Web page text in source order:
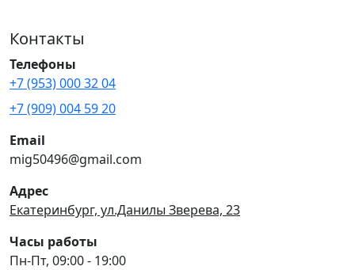
Контакты
Телефоны
+7 (953) 000 32 04
+7 (909) 004 59 20
Email
mig50496@gmail.com
Адрес
Екатеринбург, ул.Данилы Зверева, 23
Часы работы
Пн-Пт, 09:00 - 19:00